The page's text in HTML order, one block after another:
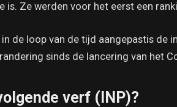
is. Ze werden voor het eerst een
de loop van de tijd aangepastis de
sinds de lancering van het
verf (INP)?